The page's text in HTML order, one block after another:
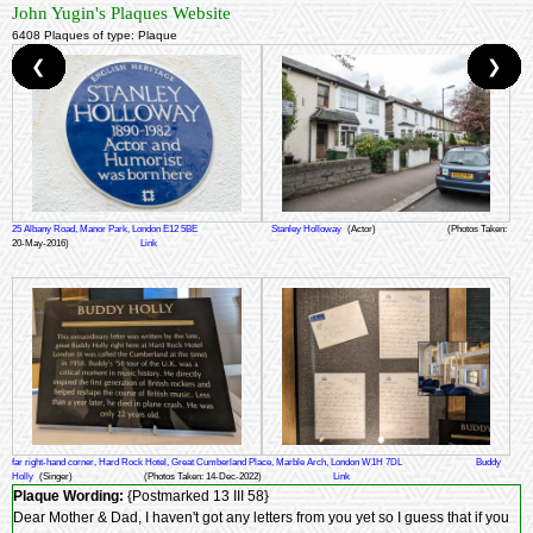
John Yugin's Plaques Website
6408 Plaques of type: Plaque
25 Albany Road, Manor Park, London E12 5BE Stanley Holloway (Actor)
(Photos Taken:
20-May-2016)
Link
❮ ❯
far right-hand corner, Hard Rock Hotel, Great Cumberland Place, Marble Arch, London W1H 7DL
Buddy
Holly (Singer) (Photos Taken: 14-Dec-2022) Link
Plaque Wording: {Postmarked 13 III 58}
Dear Mother & Dad, I haven't got any letters from you yet so I guess that if you
❮ ❯
❮ ❯
❮ ❯
❮ ❯
❮ ❯
❮ ❯
❮ ❯
❮ ❯
❮ ❯
❮ ❯
❮ ❯
❮ ❯
❮ ❯
❮ ❯
❮ ❯
❮ ❯
❮ ❯
❮ ❯
❮ ❯
❮ ❯
❮ ❯
❮ ❯
❮ ❯
❮ ❯
❮ ❯
❮ ❯
❮ ❯
❮ ❯
❮ ❯
❮ ❯
❮ ❯
❮ ❯
❮ ❯
❮ ❯
❮ ❯
❮ ❯
❮ ❯
❮ ❯
❮ ❯
❮ ❯
❮ ❯
❮ ❯
❮ ❯
❮ ❯
❮ ❯
❮ ❯
❮ ❯
❮ ❯
❮ ❯
❮ ❯
❮ ❯
❮ ❯
❮ ❯
❮ ❯
❮ ❯
❮ ❯
❮ ❯
❮ ❯
❮ ❯
❮ ❯
❮ ❯
❮ ❯
❮ ❯
❮ ❯
❮ ❯
❮ ❯
❮ ❯
❮ ❯
❮ ❯
❮ ❯
❮ ❯
❮ ❯
❮ ❯
❮ ❯
❮ ❯
❮ ❯
❮ ❯
❮ ❯
❮ ❯
❮ ❯
❮ ❯
❮ ❯
❮ ❯
❮ ❯
❮ ❯
❮ ❯
❮ ❯
❮ ❯
❮ ❯
❮ ❯
❮ ❯
❮ ❯
❮ ❯
❮ ❯
❮ ❯
❮ ❯
❮ ❯
❮ ❯
❮ ❯
❮ ❯
❮ ❯
❮ ❯
❮ ❯
❮ ❯
❮ ❯
❮ ❯
❮ ❯
❮ ❯
❮ ❯
❮ ❯
❮ ❯
❮ ❯
❮ ❯
❮ ❯
❮ ❯
❮ ❯
❮ ❯
❮ ❯
❮ ❯
❮ ❯
❮ ❯
❮ ❯
❮ ❯
❮ ❯
❮ ❯
❮ ❯
❮ ❯
❮ ❯
❮ ❯
❮ ❯
❮ ❯
❮ ❯
❮ ❯
❮ ❯
❮ ❯
❮ ❯
❮ ❯
❮ ❯
❮ ❯
❮ ❯
❮ ❯
❮ ❯
❮ ❯
❮ ❯
❮ ❯
❮ ❯
❮ ❯
❮ ❯
❮ ❯
❮ ❯
❮ ❯
❮ ❯
❮ ❯
❮ ❯
❮ ❯
❮ ❯
❮ ❯
❮ ❯
❮ ❯
❮ ❯
❮ ❯
❮ ❯
❮ ❯
❮ ❯
❮ ❯
❮ ❯
❮ ❯
❮ ❯
❮ ❯
❮ ❯
❮ ❯
❮ ❯
❮ ❯
❮ ❯
❮ ❯
❮ ❯
❮ ❯
❮ ❯
❮ ❯
❮ ❯
❮ ❯
❮ ❯
❮ ❯
❮ ❯
❮ ❯
❮ ❯
❮ ❯
❮ ❯
❮ ❯
❮ ❯
❮ ❯
❮ ❯
❮ ❯
❮ ❯
❮ ❯
❮ ❯
❮ ❯
❮ ❯
❮ ❯
❮ ❯
❮ ❯
❮ ❯
❮ ❯
❮ ❯
❮ ❯
❮ ❯
❮ ❯
❮ ❯
❮ ❯
❮ ❯
❮ ❯
❮ ❯
❮ ❯
❮ ❯
❮ ❯
❮ ❯
❮ ❯
❮ ❯
❮ ❯
❮ ❯
❮ ❯
❮ ❯
❮ ❯
❮ ❯
❮ ❯
❮ ❯
❮ ❯
❮ ❯
❮ ❯
❮ ❯
❮ ❯
❮ ❯
❮ ❯
❮ ❯
❮ ❯
❮ ❯
❮ ❯
❮ ❯
❮ ❯
❮ ❯
❮ ❯
❮ ❯
❮ ❯
❮ ❯
❮ ❯
❮ ❯
❮ ❯
❮ ❯
❮ ❯
❮ ❯
❮ ❯
❮ ❯
❮ ❯
❮ ❯
❮ ❯
❮ ❯
❮ ❯
❮ ❯
❮ ❯
❮ ❯
❮ ❯
❮ ❯
❮ ❯
❮ ❯
❮ ❯
❮ ❯
❮ ❯
❮ ❯
❮ ❯
❮ ❯
❮ ❯
❮ ❯
❮ ❯
❮ ❯
❮ ❯
❮ ❯
❮ ❯
❮ ❯
❮ ❯
❮ ❯
❮ ❯
❮ ❯
❮ ❯
❮ ❯
❮ ❯
❮ ❯
❮ ❯
❮ ❯
❮ ❯
❮ ❯
❮ ❯
❮ ❯
❮ ❯
❮ ❯
❮ ❯
❮ ❯
❮ ❯
❮ ❯
❮ ❯
❮ ❯
❮ ❯
❮ ❯
❮ ❯
❮ ❯
❮ ❯
❮ ❯
❮ ❯
❮ ❯
❮ ❯
❮ ❯
❮ ❯
❮ ❯
❮ ❯
❮ ❯
❮ ❯
❮ ❯
❮ ❯
❮ ❯
❮ ❯
❮ ❯
❮ ❯
❮ ❯
❮ ❯
❮ ❯
❮ ❯
❮ ❯
❮ ❯
❮ ❯
❮ ❯
❮ ❯
❮ ❯
❮ ❯
❮ ❯
❮ ❯
❮ ❯
❮ ❯
❮ ❯
❮ ❯
❮ ❯
❮ ❯
❮ ❯
❮ ❯
❮ ❯
❮ ❯
❮ ❯
❮ ❯
❮ ❯
❮ ❯
❮ ❯
❮ ❯
❮ ❯
❮ ❯
❮ ❯
❮ ❯
❮ ❯
❮ ❯
❮ ❯
❮ ❯
❮ ❯
❮ ❯
❮ ❯
❮ ❯
❮ ❯
❮ ❯
❮ ❯
❮ ❯
❮ ❯
❮ ❯
❮ ❯
❮ ❯
❮ ❯
❮ ❯
❮ ❯
❮ ❯
❮ ❯
❮ ❯
❮ ❯
❮ ❯
❮ ❯
❮ ❯
❮ ❯
❮ ❯
❮ ❯
❮ ❯
❮ ❯
❮ ❯
❮ ❯
❮ ❯
❮ ❯
❮ ❯
❮ ❯
❮ ❯
❮ ❯
❮ ❯
❮ ❯
❮ ❯
❮ ❯
❮ ❯
❮ ❯
❮ ❯
❮ ❯
❮ ❯
❮ ❯
❮ ❯
❮ ❯
❮ ❯
❮ ❯
❮ ❯
❮ ❯
❮ ❯
❮ ❯
❮ ❯
❮ ❯
❮ ❯
❮ ❯
❮ ❯
❮ ❯
❮ ❯
❮ ❯
❮ ❯
❮ ❯
❮ ❯
❮ ❯
❮ ❯
❮ ❯
❮ ❯
❮ ❯
❮ ❯
❮ ❯
❮ ❯
❮ ❯
❮ ❯
❮ ❯
❮ ❯
❮ ❯
❮ ❯
❮ ❯
❮ ❯
❮ ❯
❮ ❯
❮ ❯
❮ ❯
❮ ❯
❮ ❯
❮ ❯
❮ ❯
❮ ❯
❮ ❯
❮ ❯
❮ ❯
❮ ❯
❮ ❯
❮ ❯
❮ ❯
❮ ❯
❮ ❯
❮ ❯
❮ ❯
❮ ❯
❮ ❯
❮ ❯
❮ ❯
❮ ❯
❮ ❯
❮ ❯
❮ ❯
❮ ❯
❮ ❯
❮ ❯
❮ ❯
❮ ❯
❮ ❯
❮ ❯
❮ ❯
❮ ❯
❮ ❯
❮ ❯
❮ ❯
❮ ❯
❮ ❯
❮ ❯
❮ ❯
❮ ❯
❮ ❯
❮ ❯
❮ ❯
❮ ❯
❮ ❯
❮ ❯
❮ ❯
❮ ❯
❮ ❯
❮ ❯
❮ ❯
❮ ❯
❮ ❯
❮ ❯
❮ ❯
❮ ❯
❮ ❯
❮ ❯
❮ ❯
❮ ❯
❮ ❯
❮ ❯
❮ ❯
❮ ❯
❮ ❯
❮ ❯
❮ ❯
❮ ❯
❮ ❯
❮ ❯
❮ ❯
❮ ❯
❮ ❯
❮ ❯
❮ ❯
❮ ❯
❮ ❯
❮ ❯
❮ ❯
❮ ❯
❮ ❯
❮ ❯
❮ ❯
❮ ❯
❮ ❯
❮ ❯
❮ ❯
❮ ❯
❮ ❯
❮ ❯
❮ ❯
❮ ❯
❮ ❯
❮ ❯
❮ ❯
❮ ❯
❮ ❯
❮ ❯
❮ ❯
❮ ❯
❮ ❯
❮ ❯
❮ ❯
❮ ❯
❮ ❯
❮ ❯
❮ ❯
❮ ❯
❮ ❯
❮ ❯
❮ ❯
❮ ❯
❮ ❯
❮ ❯
❮ ❯
❮ ❯
❮ ❯
❮ ❯
❮ ❯
❮ ❯
❮ ❯
❮ ❯
❮ ❯
❮ ❯
❮ ❯
❮ ❯
❮ ❯
❮ ❯
❮ ❯
❮ ❯
❮ ❯
❮ ❯
❮ ❯
❮ ❯
❮ ❯
❮ ❯
❮ ❯
❮ ❯
❮ ❯
❮ ❯
❮ ❯
❮ ❯
❮ ❯
❮ ❯
❮ ❯
❮ ❯
❮ ❯
❮ ❯
❮ ❯
❮ ❯
❮ ❯
❮ ❯
❮ ❯
❮ ❯
❮ ❯
❮ ❯
❮ ❯
❮ ❯
❮ ❯
❮ ❯
❮ ❯
❮ ❯
❮ ❯
❮ ❯
❮ ❯
❮ ❯
❮ ❯
❮ ❯
❮ ❯
❮ ❯
❮ ❯
❮ ❯
❮ ❯
❮ ❯
❮ ❯
❮ ❯
❮ ❯
❮ ❯
❮ ❯
❮ ❯
❮ ❯
❮ ❯
❮ ❯
❮ ❯
❮ ❯
❮ ❯
❮ ❯
❮ ❯
❮ ❯
❮ ❯
❮ ❯
❮ ❯
❮ ❯
❮ ❯
❮ ❯
❮ ❯
❮ ❯
❮ ❯
❮ ❯
❮ ❯
❮ ❯
❮ ❯
❮ ❯
❮ ❯
❮ ❯
❮ ❯
❮ ❯
❮ ❯
❮ ❯
❮ ❯
❮ ❯
❮ ❯
❮ ❯
❮ ❯
❮ ❯
❮ ❯
❮ ❯
❮ ❯
❮ ❯
❮ ❯
❮ ❯
❮ ❯
❮ ❯
❮ ❯
❮ ❯
❮ ❯
❮ ❯
❮ ❯
❮ ❯
❮ ❯
❮ ❯
❮ ❯
❮ ❯
❮ ❯
❮ ❯
❮ ❯
❮ ❯
❮ ❯
❮ ❯
❮ ❯
❮ ❯
❮ ❯
❮ ❯
❮ ❯
❮ ❯
❮ ❯
❮ ❯
❮ ❯
❮ ❯
❮ ❯
❮ ❯
❮ ❯
❮ ❯
❮ ❯
❮ ❯
❮ ❯
❮ ❯
❮ ❯
❮ ❯
❮ ❯
❮ ❯
❮ ❯
❮ ❯
❮ ❯
❮ ❯
❮ ❯
❮ ❯
❮ ❯
❮ ❯
❮ ❯
❮ ❯
❮ ❯
❮ ❯
❮ ❯
❮ ❯
❮ ❯
❮ ❯
❮ ❯
❮ ❯
❮ ❯
❮ ❯
❮ ❯
❮ ❯
❮ ❯
❮ ❯
❮ ❯
❮ ❯
❮ ❯
❮ ❯
❮ ❯
❮ ❯
❮ ❯
❮ ❯
❮ ❯
❮ ❯
❮ ❯
❮ ❯
❮ ❯
❮ ❯
❮ ❯
❮ ❯
❮ ❯
❮ ❯
❮ ❯
❮ ❯
❮ ❯
❮ ❯
❮ ❯
❮ ❯
❮ ❯
❮ ❯
❮ ❯
❮ ❯
❮ ❯
❮ ❯
❮ ❯
❮ ❯
❮ ❯
❮ ❯
❮ ❯
❮ ❯
❮ ❯
❮ ❯
❮ ❯
❮ ❯
❮ ❯
❮ ❯
❮ ❯
❮ ❯
❮ ❯
❮ ❯
❮ ❯
❮ ❯
❮ ❯
❮ ❯
❮ ❯
❮ ❯
❮ ❯
❮ ❯
❮ ❯
❮ ❯
❮ ❯
❮ ❯
❮ ❯
❮ ❯
❮ ❯
❮ ❯
❮ ❯
❮ ❯
❮ ❯
❮ ❯
❮ ❯
❮ ❯
❮ ❯
❮ ❯
❮ ❯
❮ ❯
❮ ❯
❮ ❯
❮ ❯
❮ ❯
❮ ❯
❮ ❯
❮ ❯
❮ ❯
❮ ❯
❮ ❯
❮ ❯
❮ ❯
❮ ❯
❮ ❯
❮ ❯
❮ ❯
❮ ❯
❮ ❯
❮ ❯
❮ ❯
❮ ❯
❮ ❯
❮ ❯
❮ ❯
❮ ❯
❮ ❯
❮ ❯
❮ ❯
❮ ❯
❮ ❯
❮ ❯
❮ ❯
❮ ❯
❮ ❯
❮ ❯
❮ ❯
❮ ❯
❮ ❯
❮ ❯
❮ ❯
❮ ❯
❮ ❯
❮ ❯
❮ ❯
❮ ❯
❮ ❯
❮ ❯
❮ ❯
❮ ❯
❮ ❯
❮ ❯
❮ ❯
❮ ❯
❮ ❯
❮ ❯
❮ ❯
❮ ❯
❮ ❯
❮ ❯
❮ ❯
❮ ❯
❮ ❯
❮ ❯
❮ ❯
❮ ❯
❮ ❯
❮ ❯
❮ ❯
❮ ❯
❮ ❯
❮ ❯
❮ ❯
❮ ❯
❮ ❯
❮ ❯
❮ ❯
❮ ❯
❮ ❯
❮ ❯
❮ ❯
❮ ❯
❮ ❯
❮ ❯
❮ ❯
❮ ❯
❮ ❯
❮ ❯
❮ ❯
❮ ❯
❮ ❯
❮ ❯
❮ ❯
❮ ❯
❮ ❯
❮ ❯
❮ ❯
❮ ❯
❮ ❯
❮ ❯
❮ ❯
❮ ❯
❮ ❯
❮ ❯
❮ ❯
❮ ❯
❮ ❯
❮ ❯
❮ ❯
❮ ❯
❮ ❯
❮ ❯
❮ ❯
❮ ❯
❮ ❯
❮ ❯
❮ ❯
❮ ❯
❮ ❯
❮ ❯
❮ ❯
❮ ❯
❮ ❯
❮ ❯
❮ ❯
❮ ❯
❮ ❯
❮ ❯
❮ ❯
❮ ❯
❮ ❯
❮ ❯
❮ ❯
❮ ❯
❮ ❯
❮ ❯
❮ ❯
❮ ❯
❮ ❯
❮ ❯
❮ ❯
❮ ❯
❮ ❯
❮ ❯
❮ ❯
❮ ❯
❮ ❯
❮ ❯
❮ ❯
❮ ❯
❮ ❯
❮ ❯
❮ ❯
❮ ❯
❮ ❯
❮ ❯
❮ ❯
❮ ❯
❮ ❯
❮ ❯
❮ ❯
❮ ❯
❮ ❯
❮ ❯
❮ ❯
❮ ❯
❮ ❯
❮ ❯
❮ ❯
❮ ❯
❮ ❯
❮ ❯
❮ ❯
❮ ❯
❮ ❯
❮ ❯
❮ ❯
❮ ❯
❮ ❯
❮ ❯
❮ ❯
❮ ❯
❮ ❯
❮ ❯
❮ ❯
❮ ❯
❮ ❯
❮ ❯
❮ ❯
❮ ❯
❮ ❯
❮ ❯
❮ ❯
❮ ❯
❮ ❯
❮ ❯
❮ ❯
❮ ❯
❮ ❯
❮ ❯
❮ ❯
❮ ❯
❮ ❯
❮ ❯
❮ ❯
❮ ❯
❮ ❯
❮ ❯
❮ ❯
❮ ❯
❮ ❯
❮ ❯
❮ ❯
❮ ❯
❮ ❯
❮ ❯
❮ ❯
❮ ❯
❮ ❯
❮ ❯
❮ ❯
❮ ❯
❮ ❯
❮ ❯
❮ ❯
❮ ❯
❮ ❯
❮ ❯
❮ ❯
❮ ❯
❮ ❯
❮ ❯
❮ ❯
❮ ❯
❮ ❯
❮ ❯
❮ ❯
❮ ❯
❮ ❯
❮ ❯
❮ ❯
❮ ❯
❮ ❯
❮ ❯
❮ ❯
❮ ❯
❮ ❯
❮ ❯
❮ ❯
❮ ❯
❮ ❯
❮ ❯
❮ ❯
❮ ❯
❮ ❯
❮ ❯
❮ ❯
❮ ❯
❮ ❯
❮ ❯
❮ ❯
❮ ❯
❮ ❯
❮ ❯
❮ ❯
❮ ❯
❮ ❯
❮ ❯
❮ ❯
❮ ❯
❮ ❯
❮ ❯
❮ ❯
❮ ❯
❮ ❯
❮ ❯
❮ ❯
❮ ❯
❮ ❯
❮ ❯
❮ ❯
❮ ❯
❮ ❯
❮ ❯
❮ ❯
❮ ❯
❮ ❯
❮ ❯
❮ ❯
❮ ❯
❮ ❯
❮ ❯
❮ ❯
❮ ❯
❮ ❯
❮ ❯
❮ ❯
❮ ❯
❮ ❯
❮ ❯
❮ ❯
❮ ❯
❮ ❯
❮ ❯
❮ ❯
❮ ❯
❮ ❯
❮ ❯
❮ ❯
❮ ❯
❮ ❯
❮ ❯
❮ ❯
❮ ❯
❮ ❯
❮ ❯
❮ ❯
❮ ❯
❮ ❯
❮ ❯
❮ ❯
❮ ❯
❮ ❯
❮ ❯
❮ ❯
❮ ❯
❮ ❯
❮ ❯
❮ ❯
❮ ❯
❮ ❯
❮ ❯
❮ ❯
❮ ❯
❮ ❯
❮ ❯
❮ ❯
❮ ❯
❮ ❯
❮ ❯
❮ ❯
❮ ❯
❮ ❯
❮ ❯
❮ ❯
❮ ❯
❮ ❯
❮ ❯
❮ ❯
❮ ❯
❮ ❯
❮ ❯
❮ ❯
❮ ❯
❮ ❯
❮ ❯
❮ ❯
❮ ❯
❮ ❯
❮ ❯
❮ ❯
❮ ❯
❮ ❯
❮ ❯
❮ ❯
❮ ❯
❮ ❯
❮ ❯
❮ ❯
❮ ❯
❮ ❯
❮ ❯
❮ ❯
❮ ❯
❮ ❯
❮ ❯
❮ ❯
❮ ❯
❮ ❯
❮ ❯
❮ ❯
❮ ❯
❮ ❯
❮ ❯
❮ ❯
❮ ❯
❮ ❯
❮ ❯
❮ ❯
❮ ❯
❮ ❯
❮ ❯
❮ ❯
❮ ❯
❮ ❯
❮ ❯
❮ ❯
❮ ❯
❮ ❯
❮ ❯
❮ ❯
❮ ❯
❮ ❯
❮ ❯
❮ ❯
❮ ❯
❮ ❯
❮ ❯
❮ ❯
❮ ❯
❮ ❯
❮ ❯
❮ ❯
❮ ❯
❮ ❯
❮ ❯
❮ ❯
❮ ❯
❮ ❯
❮ ❯
❮ ❯
❮ ❯
❮ ❯
❮ ❯
❮ ❯
❮ ❯
❮ ❯
❮ ❯
❮ ❯
❮ ❯
❮ ❯
❮ ❯
❮ ❯
❮ ❯
❮ ❯
❮ ❯
❮ ❯
❮ ❯
❮ ❯
❮ ❯
❮ ❯
❮ ❯
❮ ❯
❮ ❯
❮ ❯
❮ ❯
❮ ❯
❮ ❯
❮ ❯
❮ ❯
❮ ❯
❮ ❯
❮ ❯
❮ ❯
❮ ❯
❮ ❯
❮ ❯
❮ ❯
❮ ❯
❮ ❯
❮ ❯
❮ ❯
❮ ❯
❮ ❯
❮ ❯
❮ ❯
❮ ❯
❮ ❯
❮ ❯
❮ ❯
❮ ❯
❮ ❯
❮ ❯
❮ ❯
❮ ❯
❮ ❯
❮ ❯
❮ ❯
❮ ❯
❮ ❯
❮ ❯
❮ ❯
❮ ❯
❮ ❯
❮ ❯
❮ ❯
❮ ❯
❮ ❯
❮ ❯
❮ ❯
❮ ❯
❮ ❯
❮ ❯
❮ ❯
❮ ❯
❮ ❯
❮ ❯
❮ ❯
❮ ❯
❮ ❯
❮ ❯
❮ ❯
❮ ❯
❮ ❯
❮ ❯
❮ ❯
❮ ❯
❮ ❯
❮ ❯
❮ ❯
❮ ❯
❮ ❯
❮ ❯
❮ ❯
❮ ❯
❮ ❯
❮ ❯
❮ ❯
❮ ❯
❮ ❯
❮ ❯
❮ ❯
❮ ❯
❮ ❯
❮ ❯
❮ ❯
❮ ❯
❮ ❯
❮ ❯
❮ ❯
❮ ❯
❮ ❯
❮ ❯
❮ ❯
❮ ❯
❮ ❯
❮ ❯
❮ ❯
❮ ❯
❮ ❯
❮ ❯
❮ ❯
❮ ❯
❮ ❯
❮ ❯
❮ ❯
❮ ❯
❮ ❯
❮ ❯
❮ ❯
❮ ❯
❮ ❯
❮ ❯
❮ ❯
❮ ❯
❮ ❯
❮ ❯
❮ ❯
❮ ❯
❮ ❯
❮ ❯
❮ ❯
❮ ❯
❮ ❯
❮ ❯
❮ ❯
❮ ❯
❮ ❯
❮ ❯
❮ ❯
❮ ❯
❮ ❯
❮ ❯
❮ ❯
❮ ❯
❮ ❯
❮ ❯
❮ ❯
❮ ❯
❮ ❯
❮ ❯
❮ ❯
❮ ❯
❮ ❯
❮ ❯
❮ ❯
❮ ❯
❮ ❯
❮ ❯
❮ ❯
❮ ❯
❮ ❯
❮ ❯
❮ ❯
❮ ❯
❮ ❯
❮ ❯
❮ ❯
❮ ❯
❮ ❯
❮ ❯
❮ ❯
❮ ❯
❮ ❯
❮ ❯
❮ ❯
❮ ❯
❮ ❯
❮ ❯
❮ ❯
❮ ❯
❮ ❯
❮ ❯
❮ ❯
❮ ❯
❮ ❯
❮ ❯
❮ ❯
❮ ❯
❮ ❯
❮ ❯
❮ ❯
❮ ❯
❮ ❯
❮ ❯
❮ ❯
❮ ❯
❮ ❯
❮ ❯
❮ ❯
❮ ❯
❮ ❯
❮ ❯
❮ ❯
❮ ❯
❮ ❯
❮ ❯
❮ ❯
❮ ❯
❮ ❯
❮ ❯
❮ ❯
❮ ❯
❮ ❯
❮ ❯
❮ ❯
❮ ❯
❮ ❯
❮ ❯
❮ ❯
❮ ❯
❮ ❯
❮ ❯
❮ ❯
❮ ❯
❮ ❯
❮ ❯
❮ ❯
❮ ❯
❮ ❯
❮ ❯
❮ ❯
❮ ❯
❮ ❯
❮ ❯
❮ ❯
❮ ❯
❮ ❯
❮ ❯
❮ ❯
❮ ❯
❮ ❯
❮ ❯
❮ ❯
❮ ❯
❮ ❯
❮ ❯
❮ ❯
❮ ❯
❮ ❯
❮ ❯
❮ ❯
❮ ❯
❮ ❯
❮ ❯
❮ ❯
❮ ❯
❮ ❯
❮ ❯
❮ ❯
❮ ❯
❮ ❯
❮ ❯
❮ ❯
❮ ❯
❮ ❯
❮ ❯
❮ ❯
❮ ❯
❮ ❯
❮ ❯
❮ ❯
❮ ❯
❮ ❯
❮ ❯
❮ ❯
❮ ❯
❮ ❯
❮ ❯
❮ ❯
❮ ❯
❮ ❯
❮ ❯
❮ ❯
❮ ❯
❮ ❯
❮ ❯
❮ ❯
❮ ❯
❮ ❯
❮ ❯
❮ ❯
❮ ❯
❮ ❯
❮ ❯
❮ ❯
❮ ❯
❮ ❯
❮ ❯
❮ ❯
❮ ❯
❮ ❯
❮ ❯
❮ ❯
❮ ❯
❮ ❯
❮ ❯
❮ ❯
❮ ❯
❮ ❯
❮ ❯
❮ ❯
❮ ❯
❮ ❯
❮ ❯
❮ ❯
❮ ❯
❮ ❯
❮ ❯
❮ ❯
❮ ❯
❮ ❯
❮ ❯
❮ ❯
❮ ❯
❮ ❯
❮ ❯
❮ ❯
❮ ❯
❮ ❯
❮ ❯
❮ ❯
❮ ❯
❮ ❯
❮ ❯
❮ ❯
❮ ❯
❮ ❯
❮ ❯
❮ ❯
❮ ❯
❮ ❯
❮ ❯
❮ ❯
❮ ❯
❮ ❯
❮ ❯
❮ ❯
❮ ❯
❮ ❯
❮ ❯
❮ ❯
❮ ❯
❮ ❯
❮ ❯
❮ ❯
❮ ❯
❮ ❯
❮ ❯
❮ ❯
❮ ❯
❮ ❯
❮ ❯
❮ ❯
❮ ❯
❮ ❯
❮ ❯
❮ ❯
❮ ❯
❮ ❯
❮ ❯
❮ ❯
❮ ❯
❮ ❯
❮ ❯
❮ ❯